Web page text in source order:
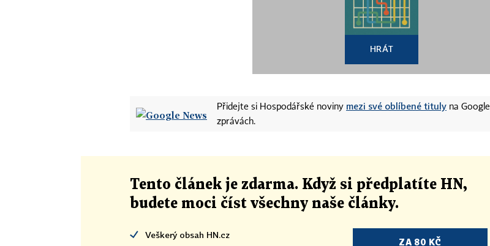
HRÁT
Přidejte si Hospodářské noviny mezi své oblíbené tituly na Google
zprávách.
Tento článek je zdarma. Když si předplatíte HN,
budete moci číst všechny naše články.
Veškerý obsah HN.cz
ZA 80 KČ